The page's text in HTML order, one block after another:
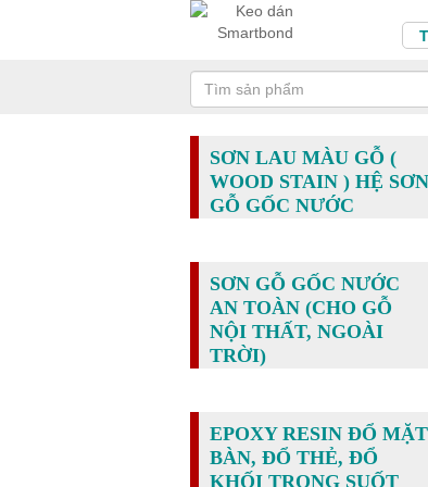
SƠN LAU MÀU GỖ (
WOOD STAIN ) HỆ SƠN
GỖ GỐC NƯỚC
SƠN GỖ GỐC NƯỚC
AN TOÀN (CHO GỖ
NỘI THẤT, NGOÀI
TRỜI)
EPOXY RESIN ĐỔ MẶT
BÀN, ĐỔ THẺ, ĐỔ
KHỐI TRONG SUỐT